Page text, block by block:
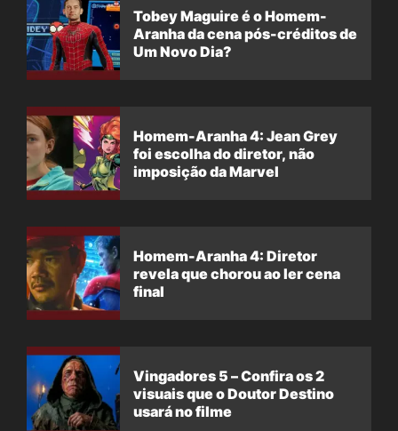
Tobey Maguire é o Homem-
Aranha da cena pós-créditos de
Um Novo Dia?
Homem-Aranha 4: Jean Grey
foi escolha do diretor, não
imposição da Marvel
Homem-Aranha 4: Diretor
revela que chorou ao ler cena
final
Vingadores 5 – Confira os 2
visuais que o Doutor Destino
usará no filme